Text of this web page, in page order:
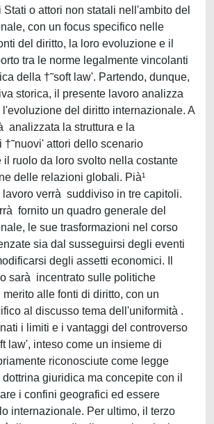
o attori non statali nell'ambito del
con un focus specifico nelle
del diritto, la loro evoluzione e il
tra le norme legalmente vincolanti
della †˜soft law'. Partendo, dunque,
storica, il presente lavoro analizza
del diritto internazionale. A
analizzata la struttura e la
attori dello scenario
il ruolo da loro svolto nella costante
delle relazioni globali. Pià¹
lavoro verrà suddiviso in tre capitoli.
fornito un quadro generale del
le sue trasformazioni nel corso
sia dal susseguirsi degli eventi
degli assetti economici. Il
sarà incentrato sulle politiche
alle fonti di diritto, con un
al discusso tema dell'uniformità .
i limiti e i vantaggi del controverso
law', inteso come un insieme di
riconosciute come legge
giuridica ma concepite con il
i confini geografici ed essere
internazionale. Per ultimo, il terzo